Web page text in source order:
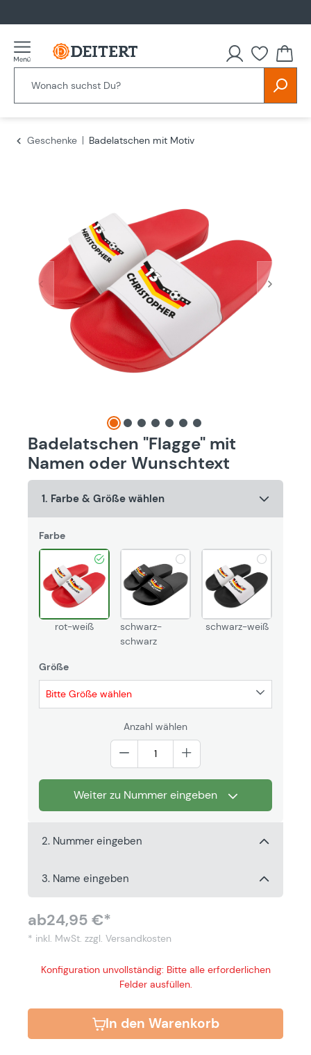
Du
Geschenke Badelatschen mit Motiv
Badelatschen "Flagge" mit
Namen oder Wunschtext
1. Farbe & Größe wählen
Farbe
rot-weiß
schwarz-
schwarz
schwarz-weiß
Größe
Bitte Größe wählen
Anzahl wählen
Weiter zu Nummer eingeben
2. Nummer eingeben
3. Name eingeben
ab24,95 €*
* inkl. MwSt. zzgl. Versandkosten
Konfiguration unvollständig: Bitte alle erforderlichen
Felder ausfüllen.
In den Warenkorb